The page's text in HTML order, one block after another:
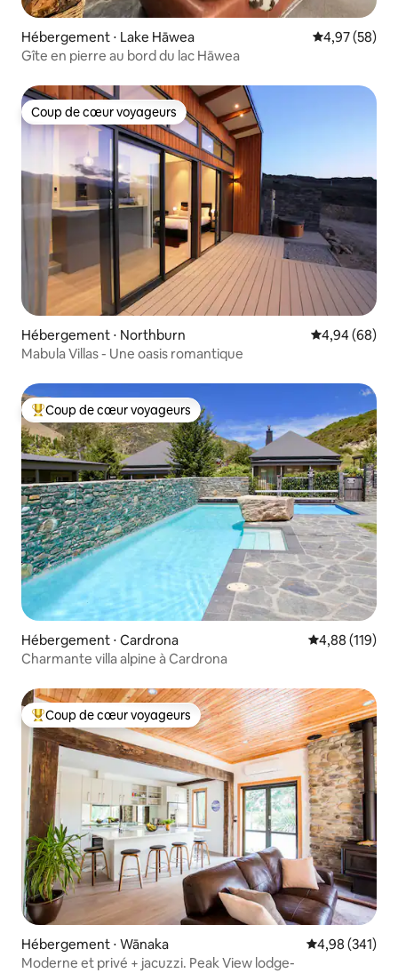
Hébergement ⋅ Lake Hāwea Évaluation
4,97 (58)
Gîte en pierre au bord du lac Hāwea
Coup de cœur voyageurs
Coup de cœur voyageurs
Hébergement ⋅ Northburn Évaluation
4,94 (68)
Mabula Villas - Une oasis romantique
Coups de cœur voyageurs les plus appréciés
Coup de cœur voyageurs
Hébergement ⋅ Cardrona Évaluation
4,88 (119)
Charmante villa alpine à Cardrona
Coups de cœur voyageurs les plus appréciés
Coup de cœur voyageurs
Hébergement ⋅ Wānaka Évaluation
4,98 (341)
Moderne et privé + jacuzzi. Peak View lodge-